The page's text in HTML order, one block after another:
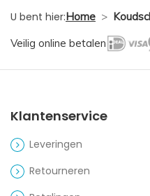
U bent hier:Home >
Veilig online betalen
Klantenservice
Leveringen
Retourneren